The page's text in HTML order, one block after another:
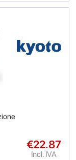
€22.87
Incl. IVA